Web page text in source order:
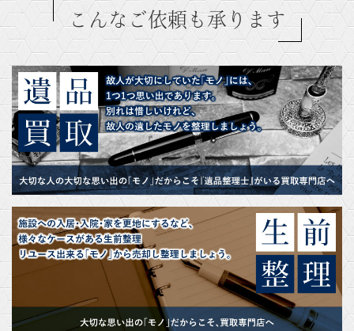
こんなご依頼も承ります